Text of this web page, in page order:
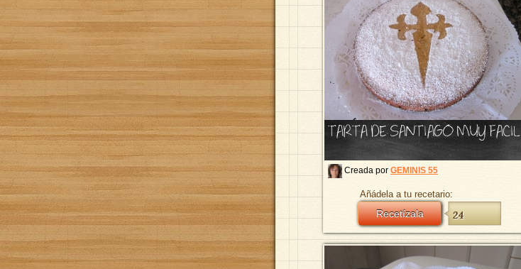
TARTA DE SANTIAGO MUY FACIL
Creada por GEMINIS 55
Añádela a tu recetario:
Recetízala 24